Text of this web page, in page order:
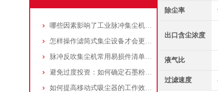
哪些因素影响了工业脉冲集尘机的使用寿命？
怎样操作滤筒式集尘设备才会更安全
脉冲反吹集尘机常用易损件清单与更换周期建议
避免过度投资：如何确定石墨粉尘除尘器的合理价格区间
如何提高移动式吸尘器的工作效率？
除尘率
出口含尘浓度
液气比
过滤速度